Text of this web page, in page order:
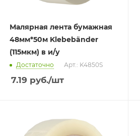
Малярная лента бумажная
48мм*50м Klebebänder
(115мкм) в и/у
Достаточно Арт.: K4850S
7.19 руб./шт